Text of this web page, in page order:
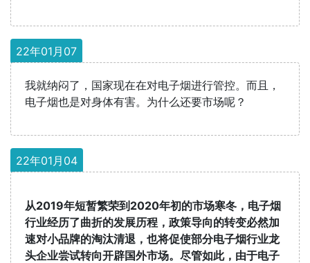
22年01月07
我就纳闷了，国家现在在对电子烟进行管控。而且，
电子烟也是对身体有害。为什么还要市场呢？
22年01月04
从2019年短暂繁荣到2020年初的市场寒冬，电子烟
行业经历了曲折的发展历程，政策导向的转变必然加
速对小品牌的淘汰清退，也将促使部分电子烟行业龙
头企业尝试转向开辟国外市场。尽管如此，由于电子